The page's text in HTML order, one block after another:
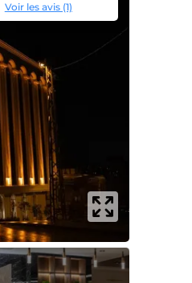
Voir les avis (1)